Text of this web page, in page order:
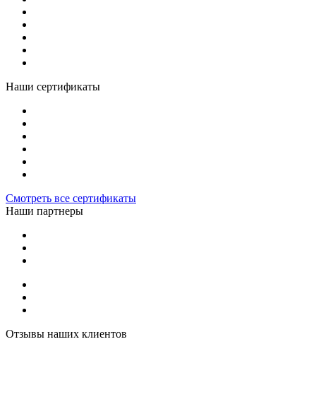
Наши сертификаты
Смотреть все сертификаты
Наши партнеры
Отзывы наших клиентов